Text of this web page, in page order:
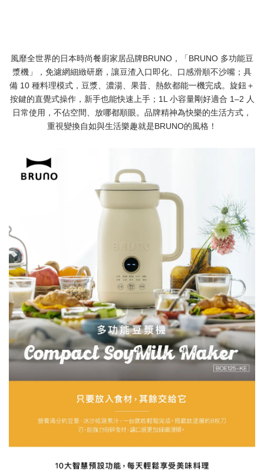
風靡全世界的日本時尚餐廚家居品牌BRUNO ，「BRUNO 多功能豆
漿機」，免濾網細緻研磨，讓豆渣入口即化、口感滑順不沙嘴；具
備 10 種料理模式，豆漿、濃湯、果昔、熱飲都能一機完成。旋鈕＋
按鍵的直覺式操作，新手也能快速上手；1L 小容量剛好適合 1–2 人
日常使用，不佔空間、放哪都順眼。 品牌精神為快樂的生活方式，
重視變換自如與生活樂趣就是BRUNO的風格！